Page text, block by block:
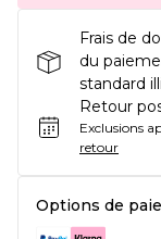
Frais de
du
standard
Retour
Exclusions
retour
Options de